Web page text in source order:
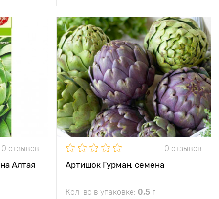
0 отзывов
Алтая
белка,
калия
90 - 110 см
х 100 см
место
160 - 165
вареном и
0 отзывов
Артишок Гурман, семена
Кол-во в упаковке: 0,5 г
Особенности
Деликатесная
культура
Высота растения 150 см
Растояние между
растениями
70 см
Местоположение солнце, полутень
Вес плода 70-90 г